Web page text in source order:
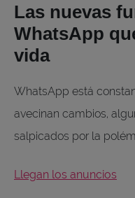
Las nuevas
WhatsApp
vida
WhatsApp está
avecinan cambios,
salpicados por la
Llegan los anuncios